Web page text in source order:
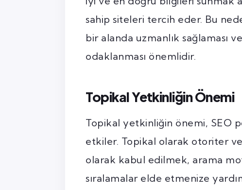
sahip siteleri tercih eder. Bu
bir alanda uzmanlık sağlaması
odaklanması önemlidir.
Topikal Yetkinliğin Önemi
Topikal yetkinliğin önemi, SEO
etkiler. Topikal olarak otoriter
olarak kabul edilmek, arama
sıralamalar elde etmenize